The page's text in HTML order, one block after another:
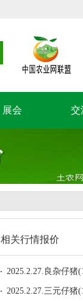
展会 交
相关行情报价
2025.2.27.良杂仔猪
统计
2025.2.27.三元仔猪